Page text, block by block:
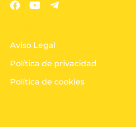
Aviso Legal
Política de privacidad
Política de cookies